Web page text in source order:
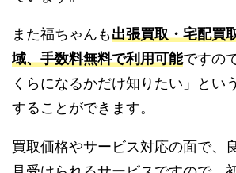
また福ちゃんも出張買取・宅配買
域、手数料無料で利用可能ですの
くらになるかだけ知りたい」とい
することができます。
買取価格やサービス対応の面で、